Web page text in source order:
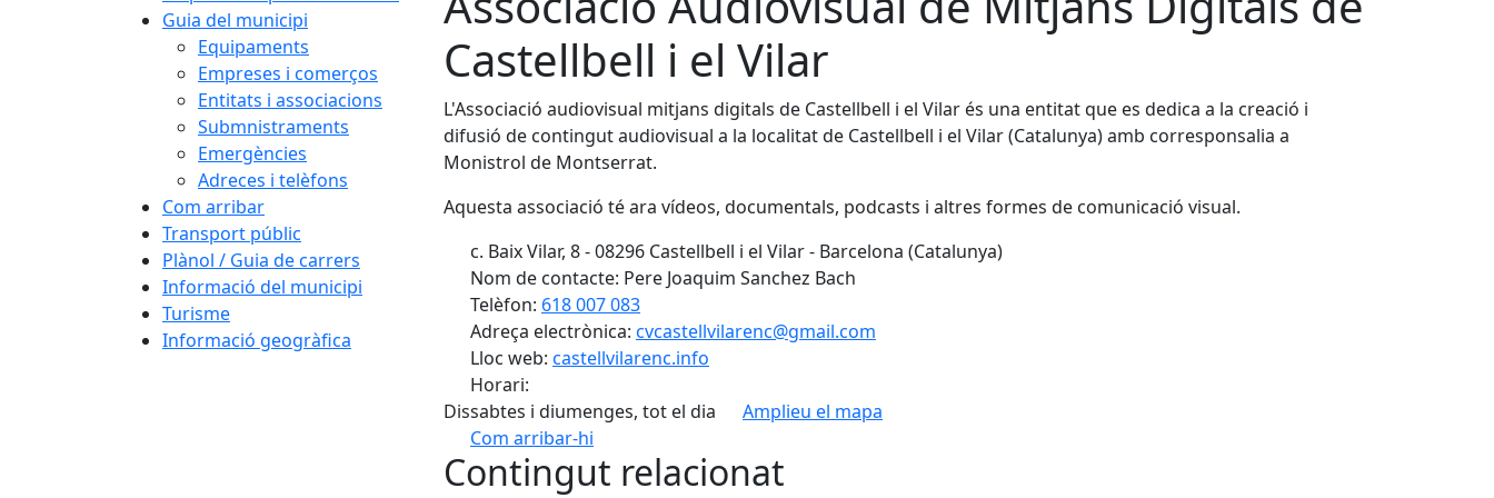
Guia del municipi
Equipaments
Empreses i comerços
Entitats i associacions
Submnistraments
Emergències
Adreces i telèfons
Com arribar
Transport públic
Plànol / Guia de carrers
Informació del municipi
Turisme
Informació geogràfica
Castellbell i el Vilar
L'Associació audiovisual mitjans digitals de Castellbell i el Vilar és una entitat que es dedica a la creació i
difusió de contingut audiovisual a la localitat de Castellbell i el Vilar (Catalunya) amb corresponsalia a
Monistrol de Montserrat.
Aquesta associació té ara vídeos, documentals, podcasts i altres formes de comunicació visual.
c. Baix Vilar, 8 - 08296 Castellbell i el Vilar - Barcelona (Catalunya)
Nom de contacte: Pere Joaquim Sanchez Bach
Telèfon: 618 007 083
Adreça electrònica: cvcastellvilarenc@gmail.com
Lloc web: castellvilarenc.info
Horari:
Dissabtes i diumenges, tot el dia
Amplieu el mapa
Com arribar-hi
+
Contingut relacionat